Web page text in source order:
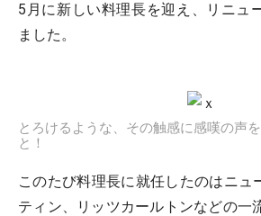
5月に新しい料理長を迎え、リニュ
ました。
とろけるような、その触感に感嘆の声
と！
このたび料理長に就任したのはニュ
ティン、リッツカールトンなどの一